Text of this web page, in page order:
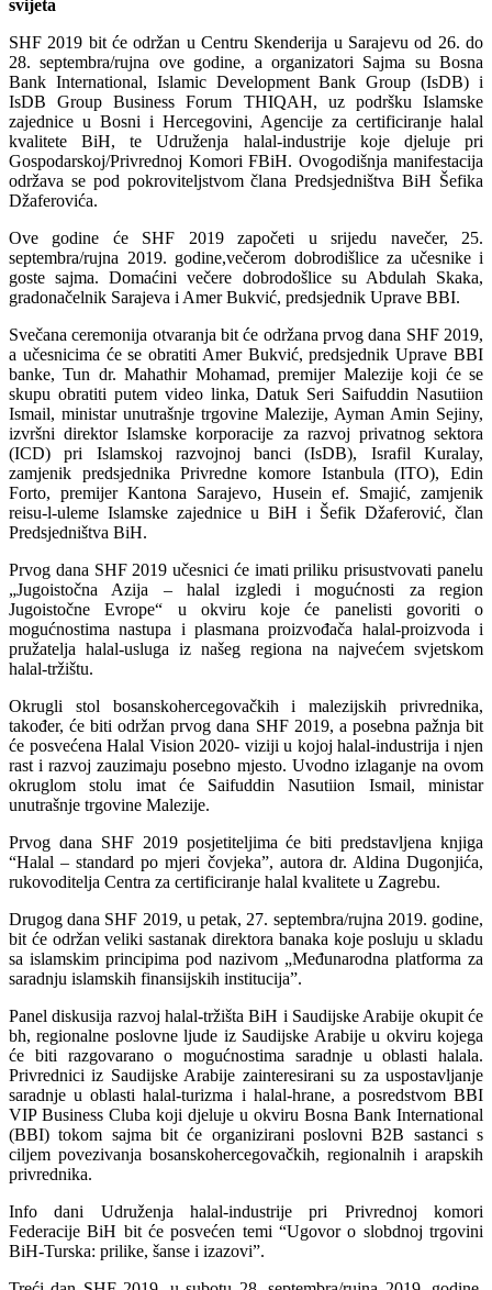
svijeta
SHF 2019 bit će održan u Centru Skenderija u Sarajevu od 26. do
28. septembra/rujna ove godine, a organizatori Sajma su Bosna
Bank International, Islamic Development Bank Group (IsDB) i
IsDB Group Business Forum THIQAH, uz podršku Islamske
zajednice u Bosni i Hercegovini, Agencije za certificiranje halal
kvalitete BiH, te Udruženja halal-industrije koje djeluje pri
Gospodarskoj/Privrednoj Komori FBiH. Ovogodišnja manifestacija
održava se pod pokroviteljstvom člana Predsjedništva BiH Šefika
Džaferovića.
Ove godine će SHF 2019 započeti u srijedu navečer, 25.
septembra/rujna 2019. godine,večerom dobrodišlice za učesnike i
goste sajma. Domaćini večere dobrodošlice su Abdulah Skaka,
gradonačelnik Sarajeva i Amer Bukvić, predsjednik Uprave BBI.
Svečana ceremonija otvaranja bit će održana prvog dana SHF 2019,
a učesnicima će se obratiti Amer Bukvić, predsjednik Uprave BBI
banke, Tun dr. Mahathir Mohamad, premijer Malezije koji će se
skupu obratiti putem video linka, Datuk Seri Saifuddin Nasutiion
Ismail, ministar unutrašnje trgovine Malezije, Ayman Amin Sejiny,
izvršni direktor Islamske korporacije za razvoj privatnog sektora
(ICD) pri Islamskoj razvojnoj banci (IsDB), Israfil Kuralay,
zamjenik predsjednika Privredne komore Istanbula (ITO), Edin
Forto, premijer Kantona Sarajevo, Husein ef. Smajić, zamjenik
reisu-l-uleme Islamske zajednice u BiH i Šefik Džaferović, član
Predsjedništva BiH.
Prvog dana SHF 2019 učesnici će imati priliku prisustvovati panelu
„Jugoistočna Azija – halal izgledi i mogućnosti za region
Jugoistočne Evrope“ u okviru koje će panelisti govoriti o
mogućnostima nastupa i plasmana proizvođača halal-proizvoda i
pružatelja halal-usluga iz našeg regiona na najvećem svjetskom
halal-tržištu.
Okrugli stol bosanskohercegovačkih i malezijskih privrednika,
također, će biti održan prvog dana SHF 2019, a posebna pažnja bit
će posvećena Halal Vision 2020- viziji u kojoj halal-industrija i njen
rast i razvoj zauzimaju posebno mjesto. Uvodno izlaganje na ovom
okruglom stolu imat će Saifuddin Nasutiion Ismail, ministar
unutrašnje trgovine Malezije.
Prvog dana SHF 2019 posjetiteljima će biti predstavljena knjiga
“Halal – standard po mjeri čovjeka”, autora dr. Aldina Dugonjića,
rukovoditelja Centra za certificiranje halal kvalitete u Zagrebu.
Drugog dana SHF 2019, u petak, 27. septembra/rujna 2019. godine,
bit će održan veliki sastanak direktora banaka koje posluju u skladu
sa islamskim principima pod nazivom „Međunarodna platforma za
saradnju islamskih finansijskih institucija”.
Panel diskusija razvoj halal-tržišta BiH i Saudijske Arabije okupit će
bh, regionalne poslovne ljude iz Saudijske Arabije u okviru kojega
će biti razgovarano o mogućnostima saradnje u oblasti halala.
Privrednici iz Saudijske Arabije zainteresirani su za uspostavljanje
saradnje u oblasti halal-turizma i halal-hrane, a posredstvom BBI
VIP Business Cluba koji djeluje u okviru Bosna Bank International
(BBI) tokom sajma bit će organizirani poslovni B2B sastanci s
ciljem povezivanja bosanskohercegovačkih, regionalnih i arapskih
privrednika.
Info dani Udruženja halal-industrije pri Privrednoj komori
Federacije BiH bit će posvećen temi “Ugovor o slobdnoj trgovini
BiH-Turska: prilike, šanse i izazovi”.